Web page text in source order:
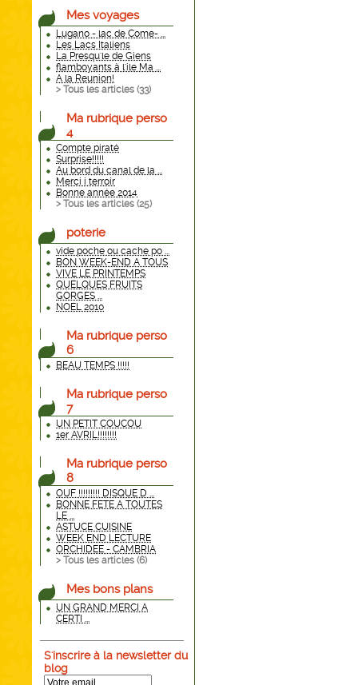
Mes voyages
Lugano - lac de Come- ...
Les Lacs Italiens
La Presqu'le de Giens
flamboyants à l'ile Ma ...
A la Reunion!
> Tous les articles (33)
Ma rubrique perso
4
Compte piraté
Surprise!!!!!
Au bord du canal de la ...
Merci i terroir
Bonne année 2014
> Tous les articles (25)
poterie
vide poche ou cache po ...
BON WEEK-END A TOUS
VIVE LE PRINTEMPS
QUELQUES FRUITS
GORGES ...
NOEL 2010
Ma rubrique perso
6
BEAU TEMPS !!!!!
Ma rubrique perso
7
UN PETIT COUCOU
1er AVRIL!!!!!!!!
Ma rubrique perso
8
OUF !!!!!!!!! DISQUE D ...
BONNE FETE A TOUTES
LE ...
ASTUCE CUISINE
WEEK END LECTURE
ORCHIDEE - CAMBRIA
> Tous les articles (6)
Mes bons plans
UN GRAND MERCI A
CERTI ...
S'inscrire à la newsletter du
blog